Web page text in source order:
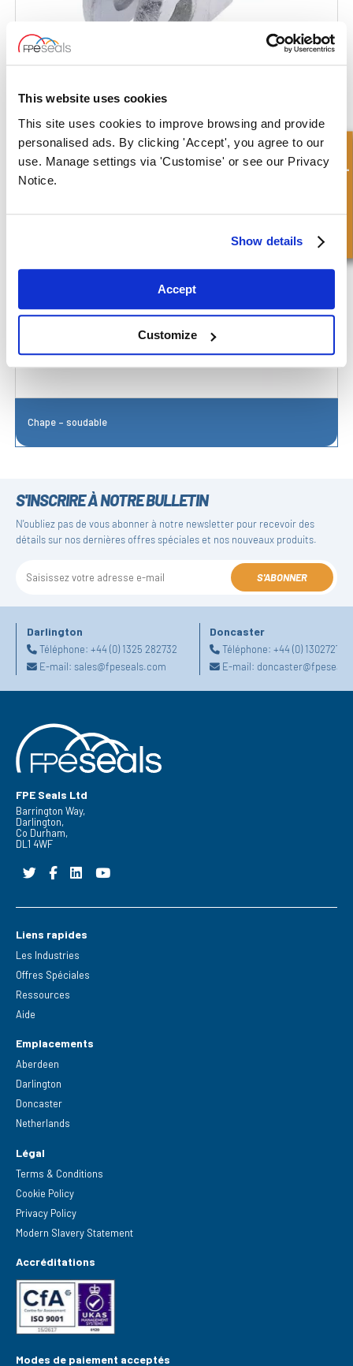
This website uses cookies
This site uses cookies to improve browsing and provide
personalised ads. By clicking 'Accept', you agree to our
use. Manage settings via 'Customise' or see our Privacy
Notice.
Show details
Accept
Customize
Chape – filetée – usage réduit
Chape – soudable
S'INSCRIRE À NOTRE BULLETIN
N'oubliez pas de vous abonner à notre newsletter pour recevoir des
détails sur nos dernières offres spéciales et nos nouveaux produits.
S'ABONNER
Darlington
Téléphone: +44 (0) 1325 282732
E-mail: sales@fpeseals.com
Doncaster
Téléphone:+44 (0)
E-mail:
FPE Seals Ltd
Barrington Way,
Darlington,
Co Durham,
DL1 4WF
Liens rapides
Les Industries
Offres Spéciales
Ressources
Aide
Emplacements
Aberdeen
Darlington
Doncaster
Netherlands
Légal
Terms & Conditions
Cookie Policy
Privacy Policy
Modern Slavery Statement
Accréditations
Modes de paiement acceptés
Demande rapide